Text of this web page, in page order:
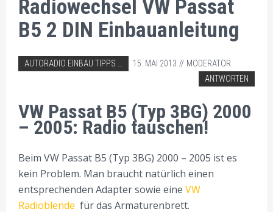
Radiowechsel VW Passat
B5 2 DIN Einbauanleitung
ABGELEGT IN:
AUTORADIO EINBAU TIPPS
15. MAI 2013
MODERATOR
ANTWORTEN
VW Passat B5 (Typ 3BG) 2000
– 2005: Radio tauschen!
Beim VW Passat B5 (Typ 3BG) 2000 – 2005 ist es
kein Problem. Man braucht natürlich einen
entsprechenden Adapter sowie eine VW
Radioblende für das Armaturenbrett.